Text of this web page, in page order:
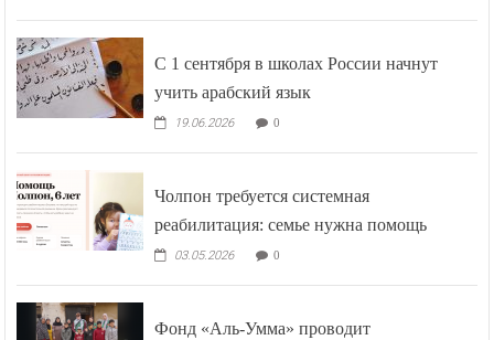
С 1 сентября в школах России начнут
учить арабский язык
19.06.2026 0
Чолпон требуется системная
реабилитация: семье нужна помощь
03.05.2026 0
Фонд «Аль-Умма» проводит